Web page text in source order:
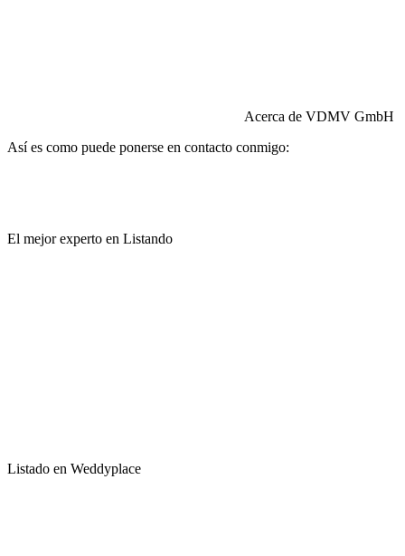
Acerca de VDMV GmbH
Así es como puede ponerse en contacto conmigo:
El mejor experto en Listando
Listado en Weddyplace